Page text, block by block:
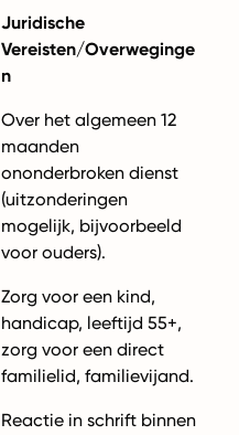
Juridische
Vereisten/Overweginge
n
Over het algemeen 12
maanden
ononderbroken dienst
(uitzonderingen
mogelijk, bijvoorbeeld
voor ouders).
Zorg voor een kind,
handicap, leeftijd 55+,
zorg voor een direct
familielid, familievijand.
Reactie in schrift binnen